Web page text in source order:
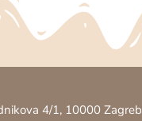
4/1, 10000 Zagreb